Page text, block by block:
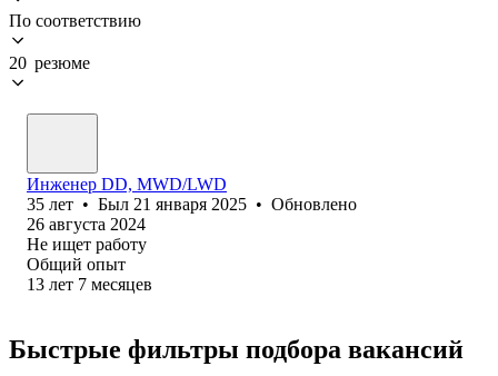
По соответствию
20 резюме
Инженер DD, MWD/LWD
35 лет • Был 21 января 2025 • Обновлено
26 августа 2024
Не ищет работу
Общий опыт
13 лет 7 месяцев
Быстрые фильтры подбора вакансий